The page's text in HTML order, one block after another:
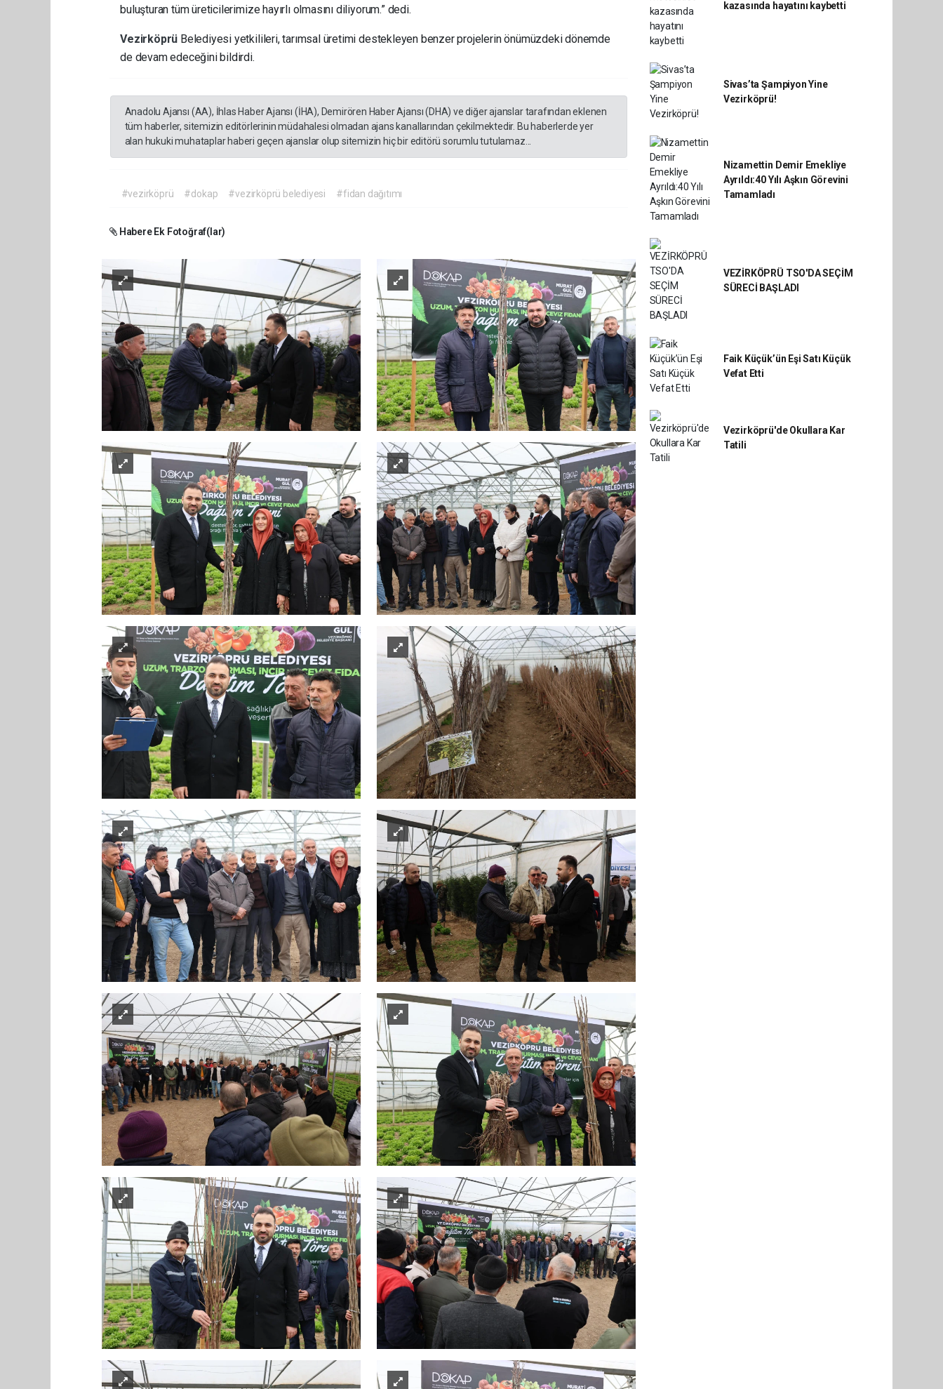
buluşturan tüm üreticilerimize hayırlı olmasını diliyorum.” dedi.
Vezirköprü Belediyesi yetkilileri, tarımsal üretimi destekleyen benzer projelerin önümüzdeki dönemde
de devam edeceğini bildirdi.
Anadolu Ajansı (AA), İhlas Haber Ajansı (İHA), Demirören Haber Ajansı (DHA) ve diğer ajanslar tarafından eklenen
tüm haberler, sitemizin editörlerinin müdahalesi olmadan ajans kanallarından çekilmektedir. Bu haberlerde yer
alan hukuki muhataplar haberi geçen ajanslar olup sitemizin hiç bir editörü sorumlu tutulamaz...
#vezirköprü #dokap #vezirköprü belediyesi #fidan dağıtımı
Habere Ek Fotoğraf(lar)
kazasında hayatını kaybetti
Sivas’ta Şampiyon Yine
Vezirköprü!
Nizamettin Demir Emekliye
Ayrıldı:40 Yılı Aşkın Görevini
Tamamladı
VEZİRKÖPRÜ TSO'DA SEÇİM
SÜRECİ BAŞLADI
Faik Küçük’ün Eşi Satı Küçük
Vefat Etti
Vezirköprü'de Okullara Kar
Tatili